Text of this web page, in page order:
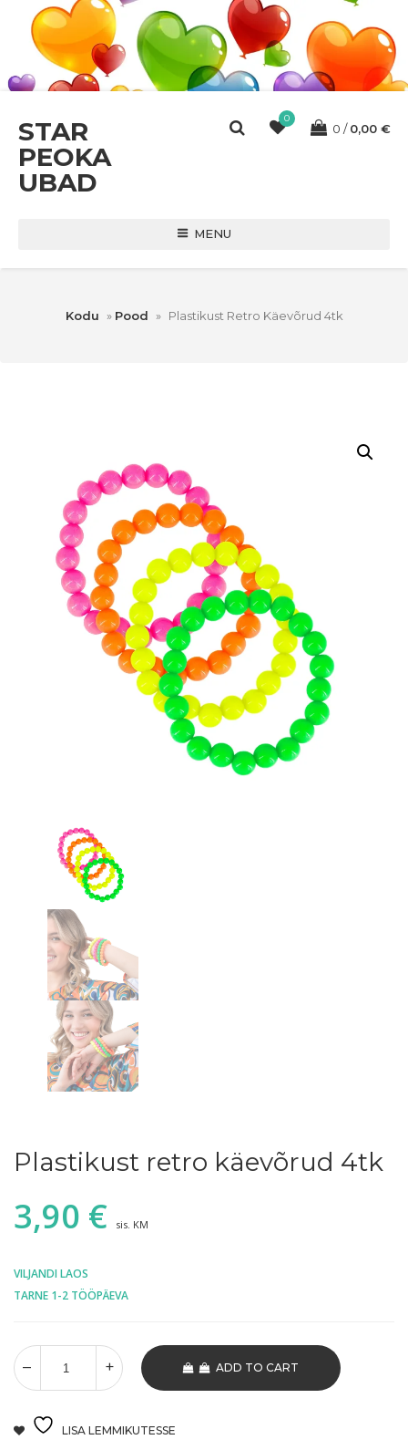
STAR
PEOKA
UBAD
0
0 0,00 €
MENU
Kodu » Pood » Plastikust Retro Käevõrud 4tk
Plastikust retro käevõrud 4tk
3,90 € sis. KM
VILJANDI LAOS
TARNE 1-2 TÖÖPÄEVA
ADD TO CART
LISA LEMMIKUTESSE